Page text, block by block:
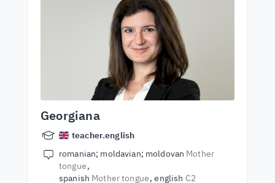
Georgiana
teacher.english
romanian; moldavian; moldovan Mother
tongue
spanish Mother tongue english C2